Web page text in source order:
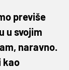
previše
u svojim
naravno.
kao